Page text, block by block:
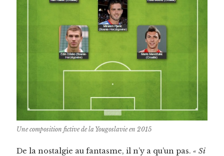
Une com­po­si­tion fic­tive de la Yougoslavie en 2015
De la nos­tal­gie au fan­tasme, il n’y a qu’un pas.« Si